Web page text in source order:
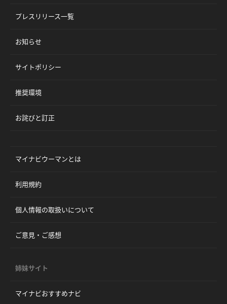
プレスリリース一覧
お知らせ
サイトポリシー
推奨環境
お詫びと訂正
マイナビウーマンとは
利用規約
個人情報の取扱いについて
ご意見・ご感想
姉妹サイト
マイナビおすすめナビ